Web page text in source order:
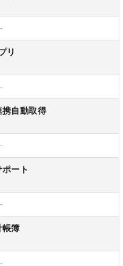
リ
携自動取得
ート
帳簿